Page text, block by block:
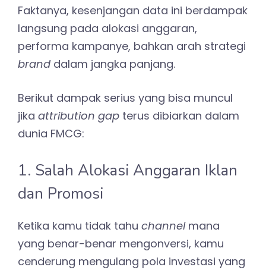
Faktanya, kesenjangan data ini berdampak
langsung pada alokasi anggaran,
performa kampanye, bahkan arah strategi
brand dalam jangka panjang.
Berikut dampak serius yang bisa muncul
jika attribution gap terus dibiarkan dalam
dunia FMCG:
1. Salah Alokasi Anggaran Iklan
dan Promosi
Ketika kamu tidak tahu channel mana
yang benar-benar mengonversi, kamu
cenderung mengulang pola investasi yang